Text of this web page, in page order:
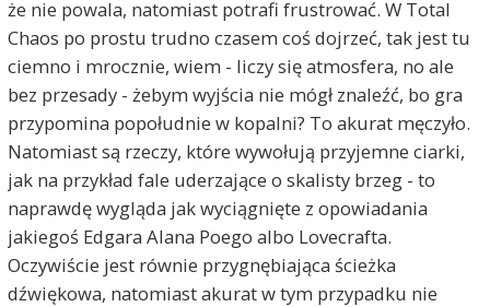
że nie powala, natomiast potrafi frustrować. W Total
Chaos po prostu trudno czasem coś dojrzeć, tak jest tu
ciemno i mrocznie, wiem - liczy się atmosfera, no ale
bez przesady - żebym wyjścia nie mógł znaleźć, bo gra
przypomina popołudnie w kopalni? To akurat męczyło.
Natomiast są rzeczy, które wywołują przyjemne ciarki,
jak na przykład fale uderzające o skalisty brzeg - to
naprawdę wygląda jak wyciągnięte z opowiadania
jakiegoś Edgara Alana Poego albo Lovecrafta.
Oczywiście jest równie przygnębiająca ścieżka
dźwiękowa, natomiast akurat w tym przypadku nie